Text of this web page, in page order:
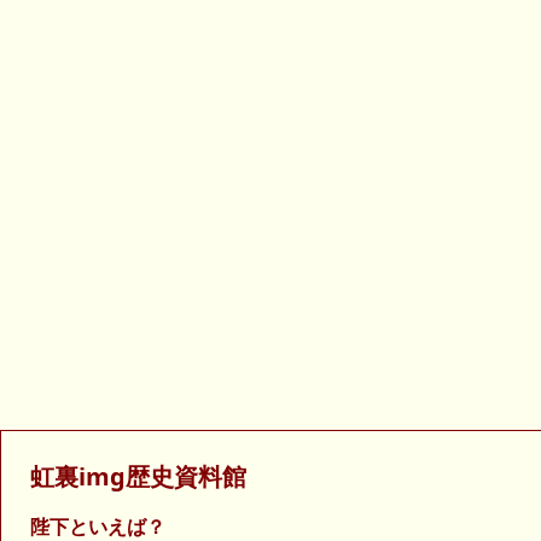
虹裏img歴史資料館
陛下といえば？